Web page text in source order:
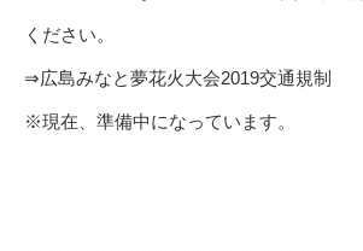
ください。
⇒広島みなと夢花火大会2019交通規制
※現在、準備中になっています。